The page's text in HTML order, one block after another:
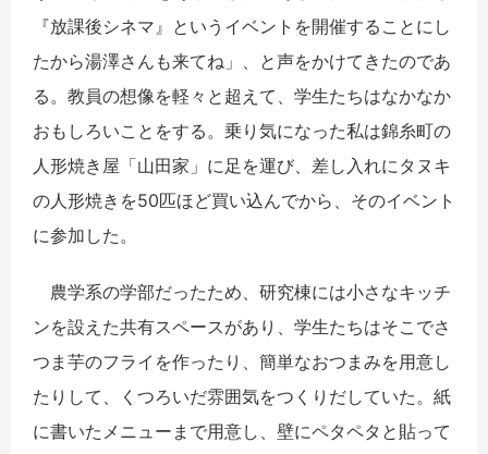
『放課後シネマ』というイベントを開催することにし
たから湯澤さんも来てね」、と声をかけてきたのであ
る。教員の想像を軽々と超えて、学生たちはなかなか
おもしろいことをする。乗り気になった私は錦糸町の
人形焼き屋「山田家」に足を運び、差し入れにタヌキ
の人形焼きを50匹ほど買い込んでから、そのイベント
に参加した。
農学系の学部だったため、研究棟には小さなキッチ
ンを設えた共有スペースがあり、学生たちはそこでさ
つま芋のフライを作ったり、簡単なおつまみを用意し
たりして、くつろいだ雰囲気をつくりだしていた。紙
に書いたメニューまで用意し、壁にペタペタと貼って